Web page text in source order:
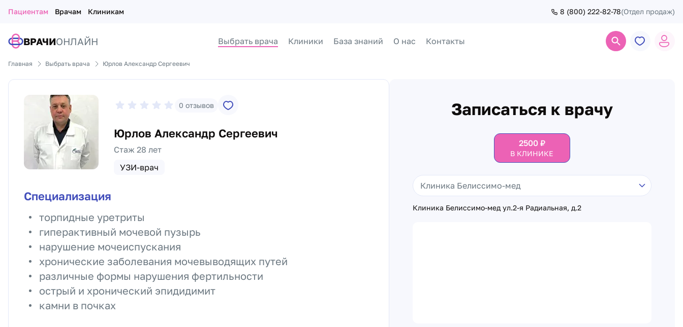
Пациентам Врачам Клиникам 8 (800) 222-82-78(Отдел продаж)
ВРАЧИОНЛАЙН Выбрать врача Клиники База знаний О нас Контакты
Главная Выбрать врача Юрлов Александр Сергеевич
0 отзывов
Юрлов Александр Сергеевич
Стаж 28 лет
УЗИ-врач
Специализация
торпидные уретриты
гиперактивный мочевой пузырь
нарушение мочеиспускания
хронические заболевания мочевыводящих путей
различные формы нарушения фертильности
острый и хронический эпидидимит
камни в почках
Записаться к врачу
2500₽
В КЛИНИКЕ
Клиника Белиссимо-мед ул.2-я Радиальная, д.2